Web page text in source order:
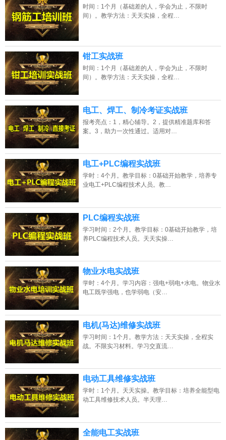
时间：1个月（基础差的人，学会为止，不限时
间）。教学方法：天天实操，全程…
钳工实战班
时间：1个月（基础差的人，学会为止，不限时
间）。教学方法：天天实操，全程…
电工、焊工、制冷考证实战班
报考亮点：1，精心辅导。2，提供精准题库和答
案。3，助力一次性通过。适用对…
电工+PLC编程实战班
学时：4个月。教学目标：0基础开始教学，培养专
业电工+PLC编程技术人员。教…
PLC编程实战班
学习时间：2个月。教学目标：0基础开始教学，培
养PLC编程技术人员。天天实操…
物业水电实战班
学时：4个月。学习内容：强电+弱电+水电。物业水
电工既学强电，也学弱电（安…
电机(马达)维修实战班
学习时间：1个月。教学方法：天天实操，全程实
战。不限实习材料。学习交直流…
电动工具维修实战班
学时：1个月。天天实操。教学目标：培养全能型电
动工具维修技术人员。半天理…
全能电工实战班